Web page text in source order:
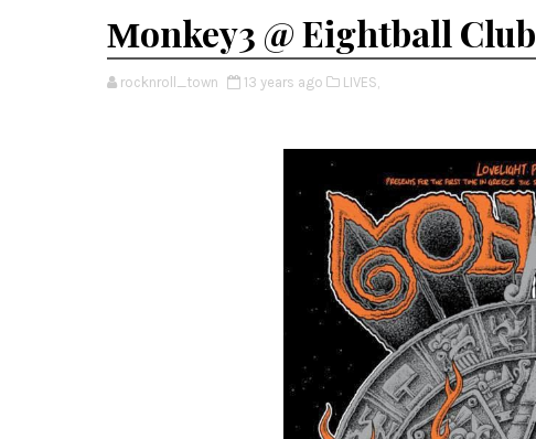
Μonkey3 @ Eightball Club
rocknroll_town 13 years ago LIVES,